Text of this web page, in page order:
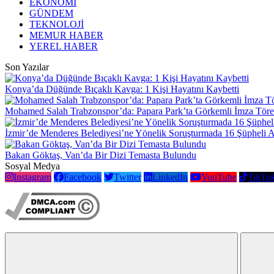
GÜNDEM
TEKNOLOJİ
MEMUR HABER
YEREL HABER
Son Yazılar
Konya’da Düğünde Bıçaklı Kavga: 1 Kişi Hayatını Kaybetti
Mohamed Salah Trabzonspor’da: Papara Park’ta Görkemli İmza
İzmir’de Menderes Belediyesi’ne Yönelik Soruşturmada 16 Şüpheli
Bakan Göktaş, Van’da Bir Dizi Temasta Bulundu
Sosyal Medya
Instagram
Facebook Twitter LinkedIn YouTube